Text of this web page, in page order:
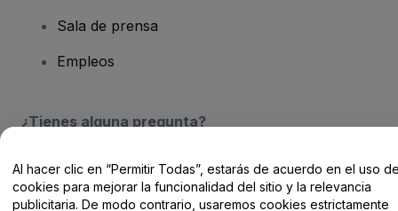
Sala de prensa
Empleos
¿Tienes alguna pregunta?
Centro de Ayuda / Contacto
Al hacer clic en “Permitir Todas”, estarás de acuerdo en el uso
cookies para mejorar la funcionalidad del sitio y la relevancia
publicitaria. De modo contrario, usaremos cookies estrictamente